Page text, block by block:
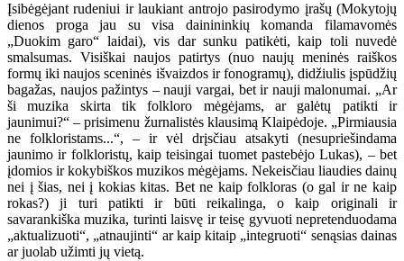
Įsibėgėjant rudeniui ir laukiant antrojo pasirodymo įrašų (Mokytojų
dienos proga jau su visa dainininkių komanda filamavomės
„Duokim garo“ laidai), vis dar sunku patikėti, kaip toli nuvedė
smalsumas. Visiškai naujos patirtys (nuo naujų meninės raiškos
formų iki naujos sceninės išvaizdos ir fonogramų), didžiulis įspūdžių
bagažas, naujos pažintys – nauji vargai, bet ir nauji malonumai. „Ar
ši muzika skirta tik folkloro mėgėjams, ar galėtų patikti ir
jaunimui?“ – prisimenu žurnalistės klausimą Klaipėdoje. „Pirmiausia
ne folkloristams...“, – ir vėl drįsčiau atsakyti (nesupriešindama
jaunimo ir folkloristų, kaip teisingai tuomet pastebėjo Lukas), – bet
įdomios ir kokybiškos muzikos mėgėjams. Nekeisčiau liaudies dainų
nei į šias, nei į kokias kitas. Bet ne kaip folkloras (o gal ir ne kaip
rokas?) ji turi patikti ir būti reikalinga, o kaip originali ir
savarankiška muzika, turinti laisvę ir teisę gyvuoti nepretenduodama
„aktualizuoti“, „atnaujinti“ ar kaip kitaip „integruoti“ senąsias dainas
ar juolab užimti jų vietą.